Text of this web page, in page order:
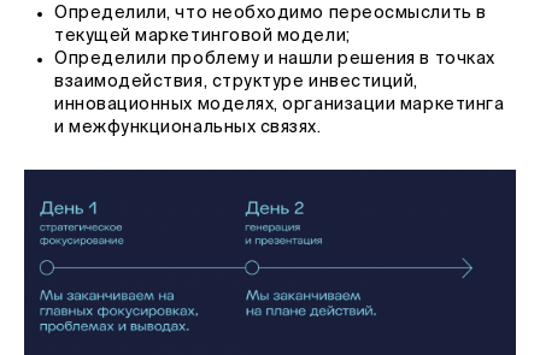
Определили, что необходимо переосмыслить в
текущей маркетинговой модели;
Определили проблему и нашли решения в точках
взаимодействия, структуре инвестиций,
инновационных моделях, организации маркетинга
и межфункциональных связях.